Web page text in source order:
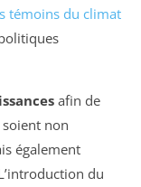
témoins du climat
afin de
non
également
du